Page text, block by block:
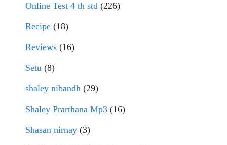
Online Test 4 th std (226)
Recipe (18)
Reviews (16)
Setu (8)
shaley nibandh (29)
Shaley Prarthana Mp3 (16)
Shasan nirnay (3)